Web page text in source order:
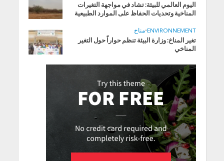
اليوم العالمي للبيئة: تشاد في مواجهة التغيرات
المناخية وتحديات الحفاظ على الموارد الطبيعية
ENVIRONNEMENT
•مناخ
تغير المناخ: وزارة البيئة تنظم حواراً حول التغير
المناخي